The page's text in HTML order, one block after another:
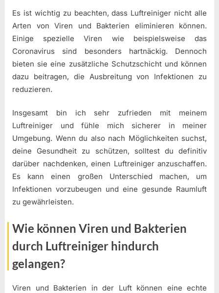
Es ist wichtig zu beachten, dass Luftreiniger nicht alle
Arten von Viren und Bakterien eliminieren können.
Einige spezielle Viren wie beispielsweise das
Coronavirus sind besonders hartnäckig. Dennoch
bieten sie eine zusätzliche Schutzschicht und können
dazu beitragen, die Ausbreitung von Infektionen zu
reduzieren.
Insgesamt bin ich sehr zufrieden mit meinem
Luftreiniger und fühle mich sicherer in meiner
Umgebung. Wenn du also nach Möglichkeiten suchst,
deine Gesundheit zu schützen, solltest du definitiv
darüber nachdenken, einen Luftreiniger anzuschaffen.
Es kann einen großen Unterschied machen, um
Infektionen vorzubeugen und eine gesunde Raumluft
zu gewährleisten.
Wie können Viren und Bakterien
durch Luftreiniger hindurch
gelangen?
Viren und Bakterien in der Luft können eine echte